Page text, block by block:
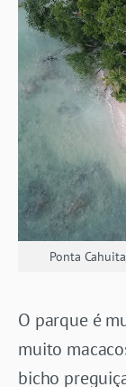
Ponta
O parque é
muito
bicho